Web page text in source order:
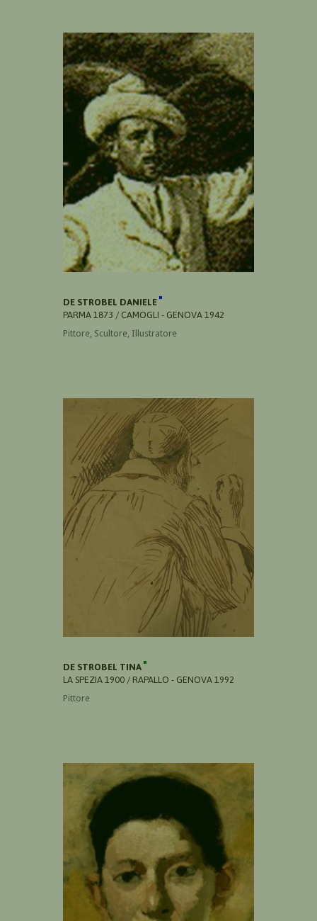
DE STROBEL DANIELE
PARMA 1873 / CAMOGLI - GENOVA 1942
Pittore, Scultore, Illustratore
DE STROBEL TINA
LA SPEZIA 1900 / RAPALLO - GENOVA 1992
Pittore